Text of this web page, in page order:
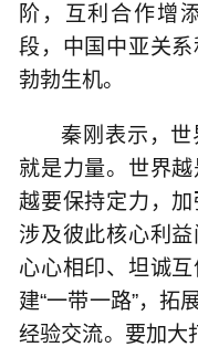
阶，互利合作增
段，中国中亚关
勃勃生机。
秦刚表示，
就是力量。世界
越要保持定力，
涉及彼此核心利
心心相印、坦诚
建“一带一路”，拓
经验交流。要加大